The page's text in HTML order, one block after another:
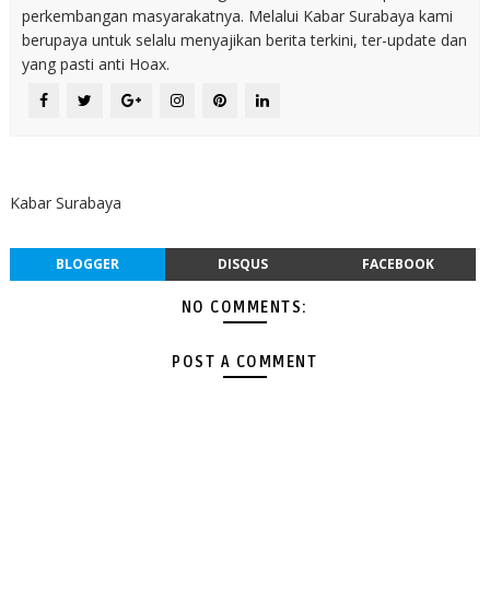
perkembangan masyarakatnya. Melalui Kabar Surabaya kami
berupaya untuk selalu menyajikan berita terkini, ter-update dan
yang pasti anti Hoax.
Kabar Surabaya
BLOGGER DISQUS FACEBOOK
NO COMMENTS:
POST A COMMENT